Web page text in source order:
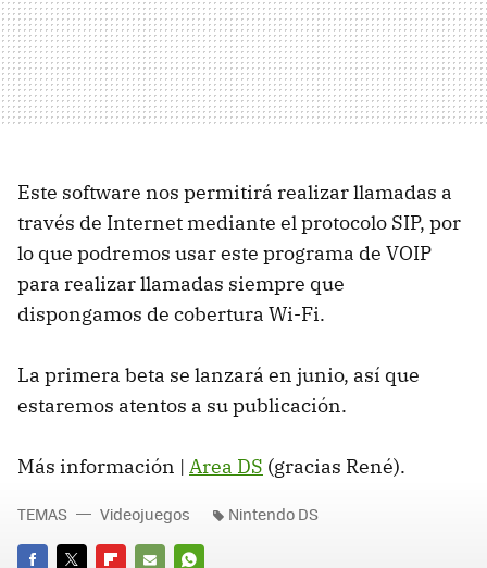
Este software nos permitirá realizar llamadas a
través de Internet mediante el protocolo SIP, por
lo que podremos usar este programa de VOIP
para realizar llamadas siempre que
dispongamos de cobertura Wi-Fi.
La primera beta se lanzará en junio, así que
estaremos atentos a su publicación.
Más información | Area DS (gracias René).
TEMAS Videojuegos Nintendo DS